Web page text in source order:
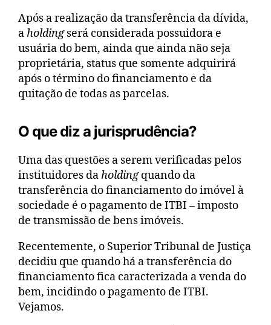
Após a realização da transferência da dívida,
aholdingserá considerada possuidora e
usuária do bem, ainda que ainda não seja
proprietária, status que somente adquirirá
após o término do financiamento e da
quitação de todas as parcelas.
O que diz a jurisprudência?
Uma das questões a serem verificadas pelos
instituidores daholdingquando da
transferência do financiamento do imóvel à
sociedade é o pagamento de ITBI – imposto
de transmissão de bens imóveis.
Recentemente, o Superior Tribunal de Justiça
decidiu que quando há a transferência do
financiamento fica caracterizada a venda do
bem, incidindo o pagamento de ITBI.
Vejamos.